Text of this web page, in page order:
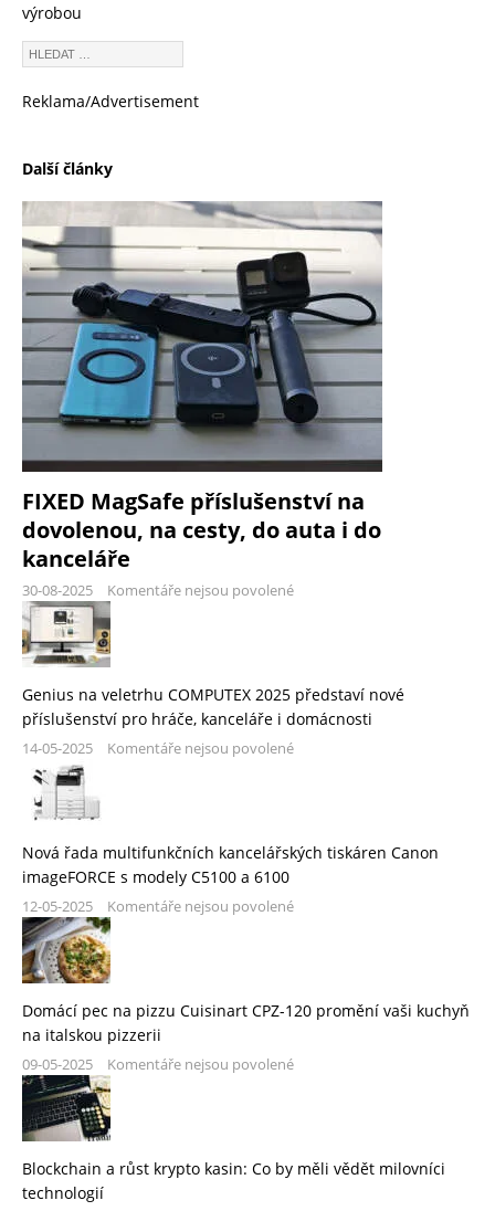
výrobou
Reklama/Advertisement
Další články
FIXED MagSafe příslušenství na
dovolenou, na cesty, do auta i do
kanceláře
30-08-2025 Komentáře nejsou povolené
Genius na veletrhu COMPUTEX 2025 představí nové
příslušenství pro hráče, kanceláře i domácnosti
14-05-2025 Komentáře nejsou povolené
Nová řada multifunkčních kancelářských tiskáren Canon
imageFORCE s modely C5100 a 6100
12-05-2025 Komentáře nejsou povolené
Domácí pec na pizzu Cuisinart CPZ-120 promění vaši kuchyň
na italskou pizzerii
09-05-2025 Komentáře nejsou povolené
Blockchain a růst krypto kasin: Co by měli vědět milovníci
technologií